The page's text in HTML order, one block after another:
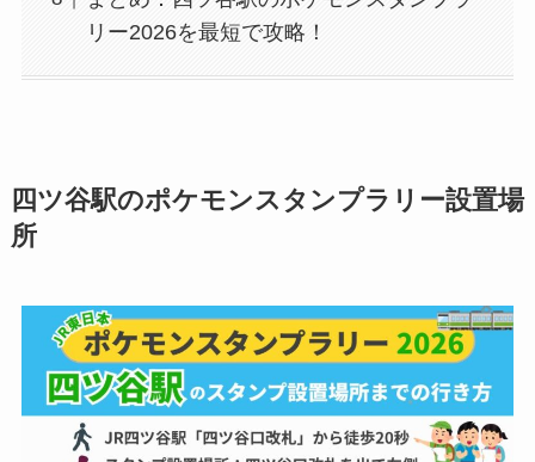
リー2026を最短で攻略！
四ツ谷駅のポケモンスタンプラリー設置場
所